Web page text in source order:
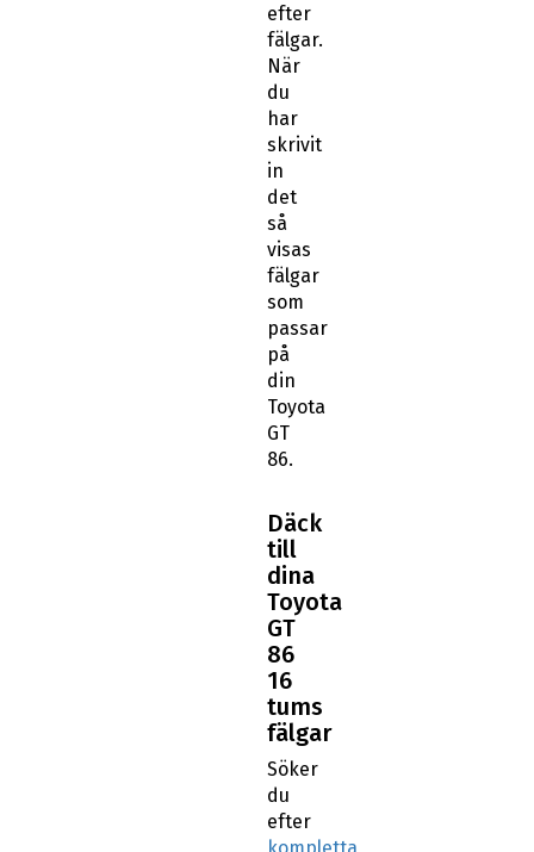
efter
fälgar.
När
du
har
skrivit
in
det
så
visas
fälgar
som
passar
på
din
Toyota
GT
86.
Däck
till
dina
Toyota
GT
86
16
tums
fälgar
Söker
du
efter